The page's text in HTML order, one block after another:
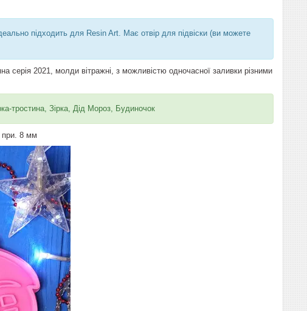
підходить для Resin Art. Має отвір для підвіски (ви можете
2021, молди вітражні, з можливістю одночасної заливки різними
тростина, Зірка, Дід Мороз, Будиночок
при. 8 мм